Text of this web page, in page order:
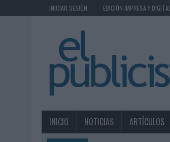
INICIAR SESIÓN EDICIÓN IMPRESA Y DIGITAL
INICIO NOTICIAS ARTÍCULOS